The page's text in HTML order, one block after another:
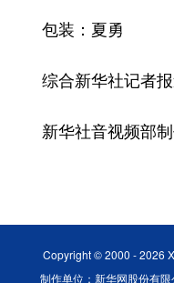
包装：夏勇
综合新华社记者
新华社音视频部
Copyright © 2000 - 2026
制作单位：新华网股份有